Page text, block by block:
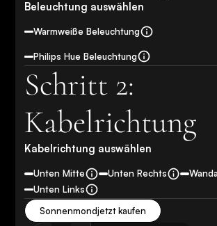
Beleuchtung auswählen
Warmweiße Beleuchtung
Philips Hue Beleuchtung
Schritt 2:
Kabelrichtung
Kabelrichtung auswählen
Unten Mitte Unten Rechts
Unten Links
Sonnenmondjetzt kaufen